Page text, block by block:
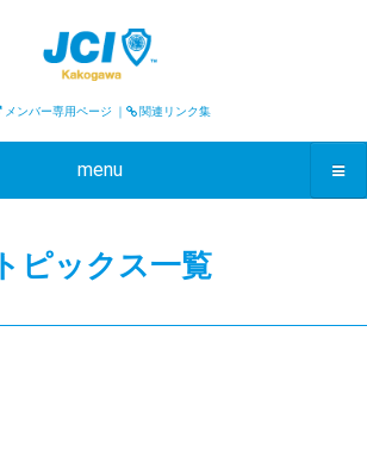
メンバー専用ページ ｜ 関連リンク集
menu
トピックス一覧